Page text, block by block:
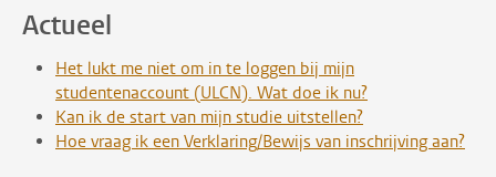
Actueel
Het lukt me niet om in te loggen bij mijn
studentenaccount (ULCN). Wat doe ik nu?
Kan ik de start van mijn studie uitstellen?
Hoe vraag ik een Verklaring/Bewijs van inschrijving aan?